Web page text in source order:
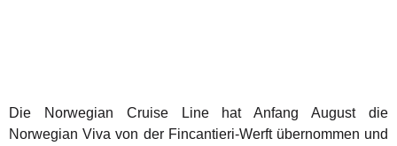
Die Norwegian Cruise Line hat Anfang August die
Norwegian Viva von der Fincantieri-Werft übernommen und